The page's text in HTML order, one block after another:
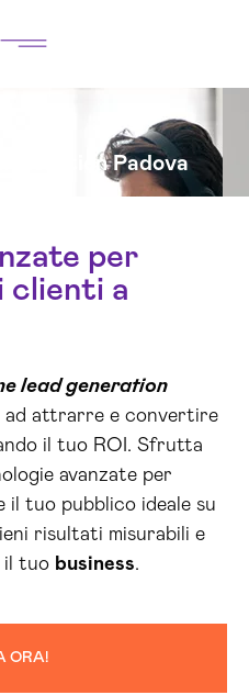
Padova
per
clienti a
lead generation
attrarre e convertire
il tuo ROI. Sfrutta
avanzate per
il tuo pubblico ideale su
risultati misurabili e
il tuo business.
ORA!